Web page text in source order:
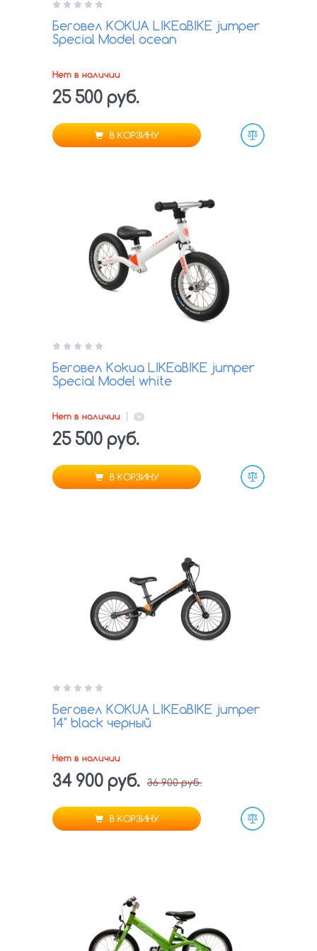
Беговел KOKUA LIKEaBIKE jumper
Special Model ocean
Нет в наличии
25 500 руб.
В КОРЗИНУ
Беговел Kokua LIKEaBIKE jumper
Special Model white
Нет в наличии
25 500 руб.
В КОРЗИНУ
Беговел KOKUA LIKEaBIKE jumper
14" black черный
Нет в наличии
34 900 руб. 36 900 руб.
В КОРЗИНУ